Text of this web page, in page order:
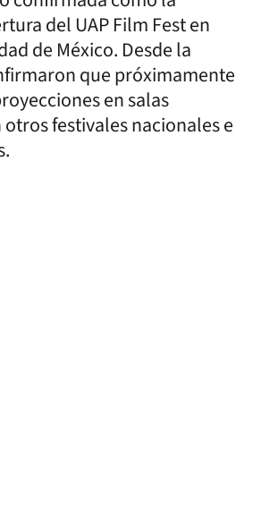
del UAP Film Fest en
de México. Desde la
que próximamente
en salas
festivales nacionales e